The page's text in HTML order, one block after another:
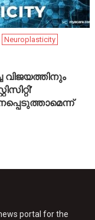
Neuroplasticity
വിജയത്തിനും
portal for the